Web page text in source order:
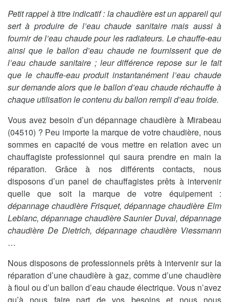
Petit rappel à titre indicatif : la chaudière est un appareil qui
sert à produire de l’eau chaude sanitaire mais aussi à
fournir de l’eau chaude pour les radiateurs. Le chauffe-eau
ainsi que le ballon d’eau chaude ne fournissent que de
l’eau chaude sanitaire ; leur différence repose sur le fait
que le chauffe-eau produit instantanément l’eau chaude
sur demande alors que le ballon d’eau chaude réchauffe à
chaque utilisation le contenu du ballon rempli d’eau froide.
Vous avez besoin d’un dépannage chaudière à Mirabeau
(04510) ? Peu importe la marque de votre chaudière, nous
sommes en capacité de vous mettre en relation avec un
chauffagiste professionnel qui saura prendre en main la
réparation. Grâce à nos différents contacts, nous
disposons d’un panel de chauffagistes prêts à intervenir
quelle que soit la marque de votre équipement :
dépannage chaudière Frisquet, dépannage chaudière Elm
Leblanc, dépannage chaudière Saunier Duval, dépannage
chaudière De Dietrich, dépannage chaudière Viessmann
…
Nous disposons de professionnels prêts à intervenir sur la
réparation d’une chaudière à gaz, comme d’une chaudière
à fioul ou d’un ballon d’eau chaude électrique. Vous n’avez